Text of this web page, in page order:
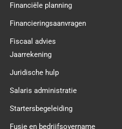
Financiële planning
Financieringsaanvragen
Fiscaal advies
Jaarrekening
Juridische hulp
Salaris administratie
Startersbegeleiding
Fusie en bedrijfsovername